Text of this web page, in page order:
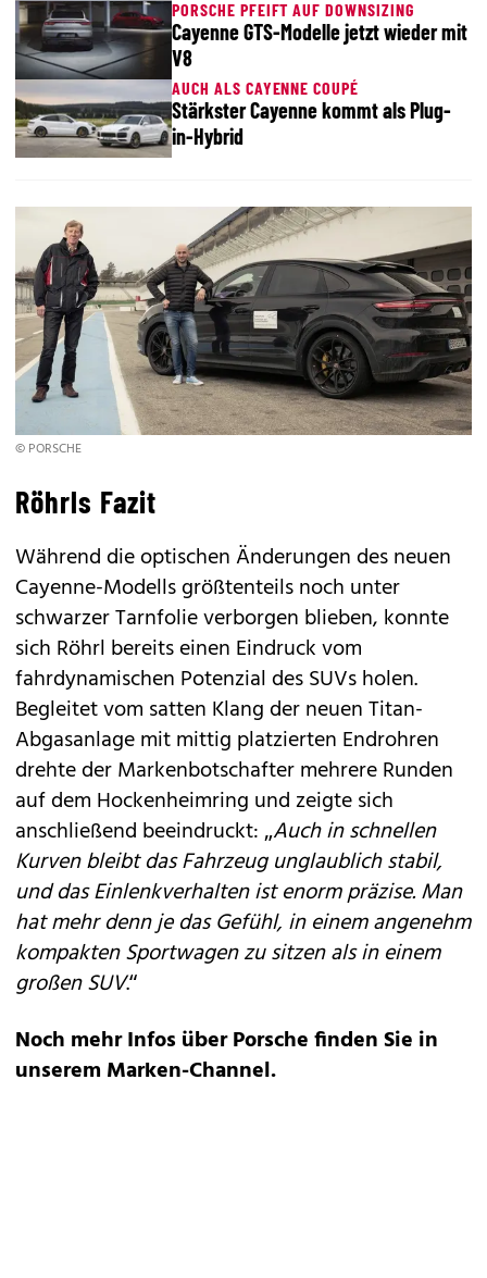
PORSCHE PFEIFT AUF DOWNSIZING
Cayenne GTS-Modelle jetzt wieder mit
V8
AUCH ALS CAYENNE COUPÉ
Stärkster Cayenne kommt als Plug-
in-Hybrid
© PORSCHE
Röhrls Fazit
Während die optischen Änderungen des neuen
Cayenne-Modells größtenteils noch unter
schwarzer Tarnfolie verborgen blieben, konnte
sich Röhrl bereits einen Eindruck vom
fahrdynamischen Potenzial des SUVs holen.
Begleitet vom satten Klang der neuen Titan-
Abgasanlage mit mittig platzierten Endrohren
drehte der Markenbotschafter mehrere Runden
auf dem Hockenheimring und zeigte sich
anschließend beeindruckt: „Auch in schnellen
Kurven bleibt das Fahrzeug unglaublich stabil,
und das Einlenkverhalten ist enorm präzise. Man
hat mehr denn je das Gefühl, in einem angenehm
kompakten Sportwagen zu sitzen als in einem
großen SUV.“
Noch mehr Infos über Porsche finden Sie in
unserem Marken-Channel.